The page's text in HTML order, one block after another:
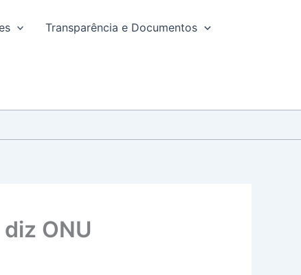
Transparência e Documentos
ONU